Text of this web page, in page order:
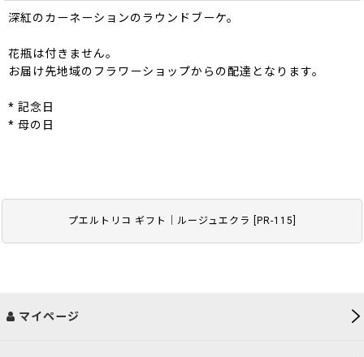
プエルトリコ ギフト｜ルージュエクラ PR-115
深紅のカーネーションのラウンドブーケ。
花瓶は付きません。
お届け先地域のフラワーショップからの配達となります。
* 記念日
* 母の日
マイページ